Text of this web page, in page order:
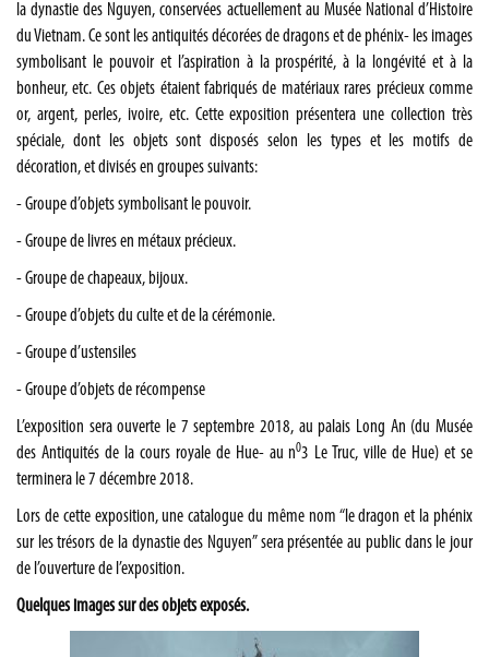
la dynastie des Nguyen, conservées actuellement au Musée National d’Histoire
du Vietnam. Ce sont les antiquités décorées de dragons et de phénix- les images
symbolisant le pouvoir et l’aspiration à la prospérité, à la longévité et à la
bonheur, etc. Ces objets étaient fabriqués de matériaux rares précieux comme
or, argent, perles, ivoire, etc. Cette exposition présentera une collection très
spéciale, dont les objets sont disposés selon les types et les motifs de
décoration, et divisés en groupes suivants:
- Groupe d’objets symbolisant le pouvoir.
- Groupe de livres en métaux précieux.
- Groupe de chapeaux, bijoux.
- Groupe d’objets du culte et de la cérémonie.
- Groupe d’ustensiles
- Groupe d’objets de récompense
L’exposition sera ouverte le 7 septembre 2018, au palais Long An (du Musée
des Antiquités de la cours royale de Hue- au n03 Le Truc, ville de Hue) et se
terminera le 7 décembre 2018.
Lors de cette exposition, une catalogue du même nom “le dragon et la phénix
sur les trésors de la dynastie des Nguyen” sera présentée au public dans le jour
de l’ouverture de l’exposition.
Quelques images sur des objets exposés.